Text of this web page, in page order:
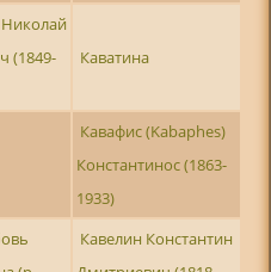
(1849-
Каватина
Кавафис (Kabaphes)
Константинос (1863-
1933)
Кавелин Константин